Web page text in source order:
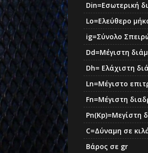
Din=Εσωτερική
Lo=Ελεύθερο
ig=Σύνολο
Dd=Μέγιστη
Dh= Ελάχιστη
Ln=Μέγιστο
Fn=Μέγιστη
Pn(Kp)=Μεγίστη
C=Δύναμη σε
Βάρος σε gr